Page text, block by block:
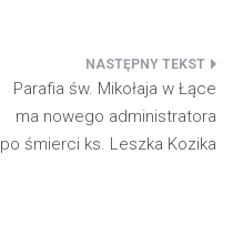
Parafia św. Mikołaja w Łące
ma nowego administratora
po śmierci ks. Leszka Kozika